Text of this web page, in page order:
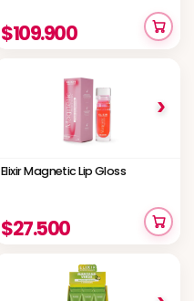
$109.900
›
Elixir Magnetic Lip Gloss
$27.500